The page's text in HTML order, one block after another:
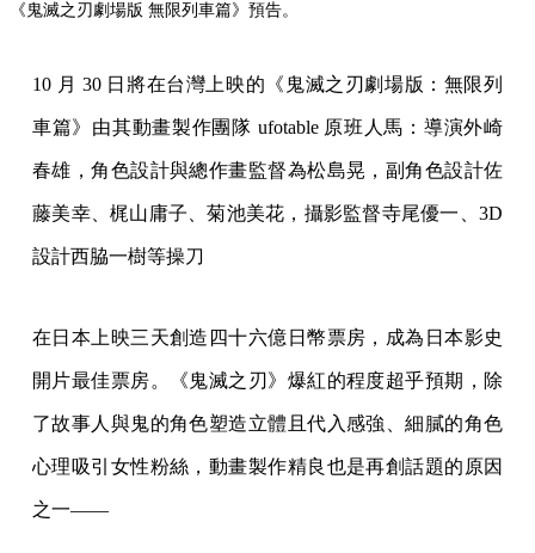
《鬼滅之刃劇場版 無限列車篇》預告。
10 月 30 日將在台灣上映的《鬼滅之刃劇場版：無限列
車篇》由其動畫製作團隊 ufotable 原班人馬：導演外崎
春雄，角色設計與總作畫監督為松島晃，副角色設計佐
藤美幸、梶山庸子、菊池美花，攝影監督寺尾優一、3D
設計西脇一樹等操刀
在日本上映三天創造四十六億日幣票房，成為日本影史
開片最佳票房。《鬼滅之刃》爆紅的程度超乎預期，除
了故事人與鬼的角色塑造立體且代入感強、細膩的角色
心理吸引女性粉絲，動畫製作精良也是再創話題的原因
之一——